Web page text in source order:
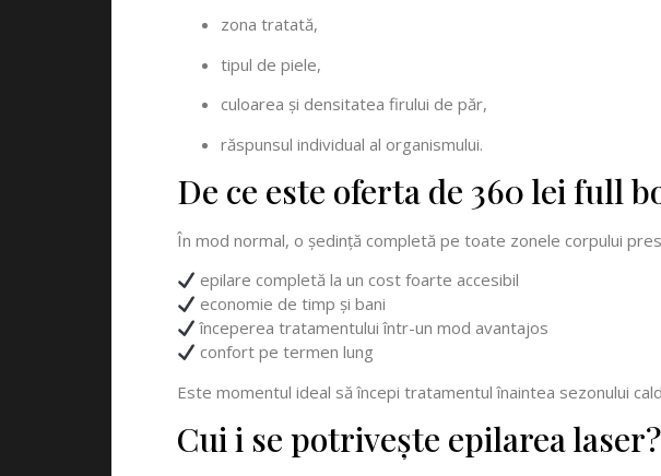
zona tratată,
tipul de piele,
culoarea și densitatea firului de păr,
răspunsul individual al organismului.
De ce este oferta de 360 lei full
În mod normal, o ședință completă pe toate zonele corpului
epilare completă la un cost foarte accesibil
economie de timp și bani
începerea tratamentului într-un mod avantajos
confort pe termen lung
Este momentul ideal să începi tratamentul înaintea sezonului
Cui i se potrivește epilarea laser?